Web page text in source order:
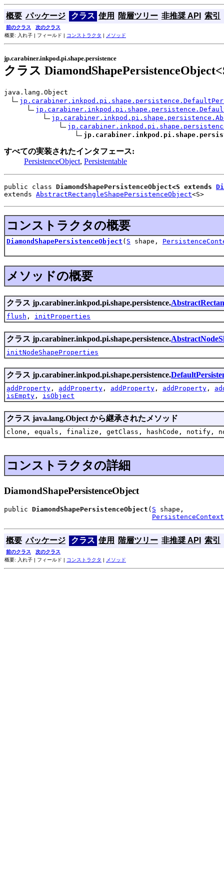
概要 パッケージ クラス 使用 階層ツリー 非推奨 API 索引
前のクラス
次のクラス
概要: 入れ子 | フィールド | コンストラクタ | メソッド
jp.carabiner.inkpod.pi.shape.persistence
クラス
java.lang.Object
すべての実装されたインタフェース:
PersistenceObject, Persistentable
public class DiamondShapePersistenceObject<S extends
extends AbstractRectangleShapePersistenceObject<S>
コンストラクタの概要
DiamondShapePersistenceObject ( S shape,
メソッドの概要
クラス jp.carabiner.inkpod.pi.shape.persistence.
flush , initProperties
クラス jp.carabiner.inkpod.pi.shape.persistence.
initNodeShapeProperties
クラス jp.carabiner.inkpod.pi.shape.persistence.
addProperty , addProperty , addProperty , addProperty ,
isEmpty , isObject
クラス java.lang.Object から継承されたメソッド
clone, equals, finalize, getClass, hashCode,
コンストラクタの詳細
DiamondShapePersistenceObject
public DiamondShapePersistenceObject ( S shape,
PersistenceContext
概要 パッケージ クラス 使用 階層ツリー 非推奨 API 索引
前のクラス
次のクラス
概要: 入れ子 | フィールド | コンストラクタ | メソッド